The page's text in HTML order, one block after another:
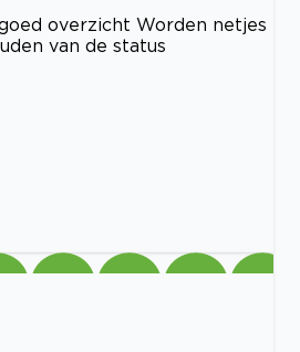
overzicht Worden netjes
van de status